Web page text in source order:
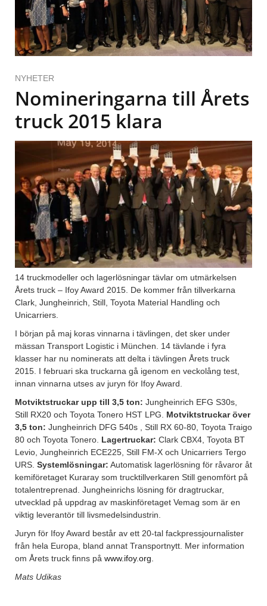
NYHETER
Nomineringarna till Årets
truck 2015 klara
14 truckmodeller och lagerlösningar tävlar om utmärkelsen
Årets truck – Ifoy Award 2015. De kommer från tillverkarna
Clark, Jungheinrich, Still, Toyota Material Handling och
Unicarriers.
I början på maj koras vinnarna i tävlingen, det sker under
mässan Transport Logistic i München. 14 tävlande i fyra
klasser har nu nominerats att delta i tävlingen Årets truck
2015. I februari ska truckarna gå igenom en veckolång test,
innan vinnarna utses av juryn för Ifoy Award.
Motviktstruckar upp till 3,5 ton: Jungheinrich EFG S30s,
Still RX20 och Toyota Tonero HST LPG. Motviktstruckar över
3,5 ton: Jungheinrich DFG 540s , Still RX 60-80, Toyota Traigo
80 och Toyota Tonero. Lagertruckar: Clark CBX4, Toyota BT
Levio, Jungheinrich ECE225, Still FM-X och Unicarriers Tergo
URS. Systemlösningar: Automatisk lagerlösning för råvaror åt
kemiföretaget Kuraray som trucktillverkaren Still genomfört på
totalentreprenad. Jungheinrichs lösning för dragtruckar,
utvecklad på uppdrag av maskinföretaget Vemag som är en
viktig leverantör till livsmedelsindustrin.
Juryn för Ifoy Award består av ett 20-tal fackpressjournalister
från hela Europa, bland annat Transportnytt. Mer information
om Årets truck finns på www.ifoy.org.
Mats Udikas